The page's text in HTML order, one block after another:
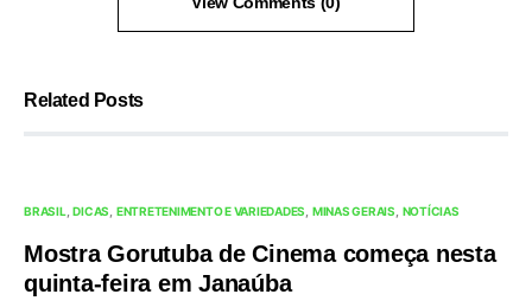
Related Posts
BRASIL DICAS ENTRETENIMENTO E VARIEDADES MINAS GERAIS NOTÍCIAS
Mostra Gorutuba de Cinema começa nesta
quinta-feira em Janaúba